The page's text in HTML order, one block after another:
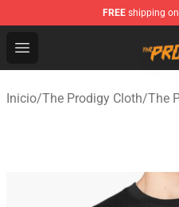
FREE shipping
Open menu
The Prodigy Store -
Inicio/The Prodigy Cloth/The